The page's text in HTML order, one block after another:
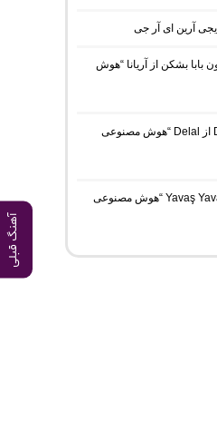
آهنگ قبلی
آرین ای آر جی
بابا بشکن از آریانا “هوش
دانلود آهنگ Dawet a Kurda از Delal “هوش مصنوعی
دانلود آهنگ Yavaş Yavaş Derin Derin “هوش مصنوعی